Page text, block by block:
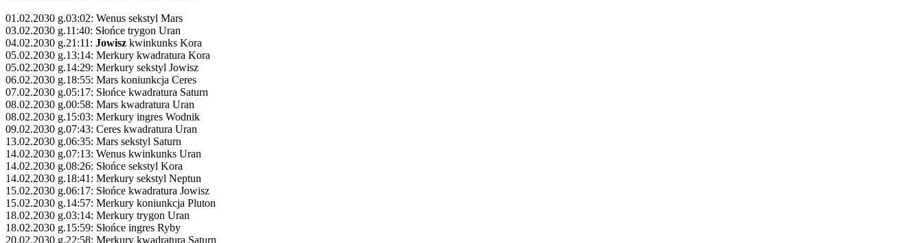
01.02.2030 g.03:02: Wenus sekstyl Mars
03.02.2030 g.11:40: Słońce trygon Uran
04.02.2030 g.21:11: Jowisz kwinkunks Kora
05.02.2030 g.13:14: Merkury kwadratura Kora
05.02.2030 g.14:29: Merkury sekstyl Jowisz
06.02.2030 g.18:55: Mars koniunkcja Ceres
07.02.2030 g.05:17: Słońce kwadratura Saturn
08.02.2030 g.00:58: Mars kwadratura Uran
08.02.2030 g.15:03: Merkury ingres Wodnik
09.02.2030 g.07:43: Ceres kwadratura Uran
13.02.2030 g.06:35: Mars sekstyl Saturn
14.02.2030 g.07:13: Wenus kwinkunks Uran
14.02.2030 g.08:26: Słońce sekstyl Kora
14.02.2030 g.18:41: Merkury sekstyl Neptun
15.02.2030 g.06:17: Słońce kwadratura Jowisz
15.02.2030 g.14:57: Merkury koniunkcja Pluton
18.02.2030 g.03:14: Merkury trygon Uran
18.02.2030 g.15:59: Słońce ingres Ryby
20.02.2030 g.22:58: Merkury kwadratura Saturn